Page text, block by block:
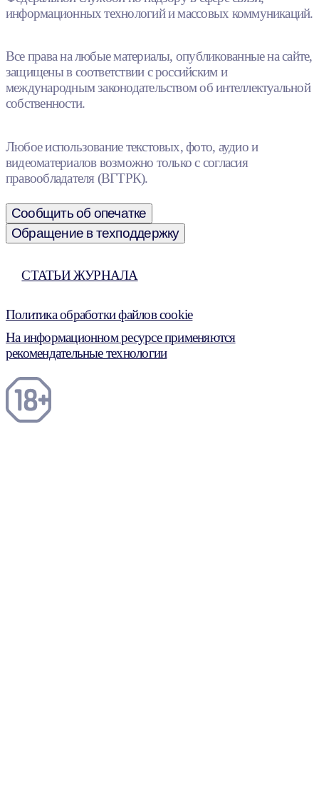
информационных технологий и массовых коммуникаций.
Все права на любые материалы, опубликованные на сайте,
защищены в соответствии с российским и
международным законодательством об интеллектуальной
собственности.
Любое использование текстовых, фото, аудио и
видеоматериалов возможно только с согласия
правообладателя (ВГТРК).
Сообщить об опечатке
Обращение в техподдержку
СТАТЬИ ЖУРНАЛА
Политика обработки файлов cookie
На информационном ресурсе применяются
рекомендательные технологии